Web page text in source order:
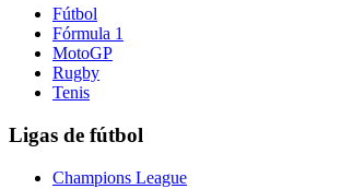
Fútbol
Fórmula 1
MotoGP
Rugby
Tenis
Ligas de fútbol
Champions League